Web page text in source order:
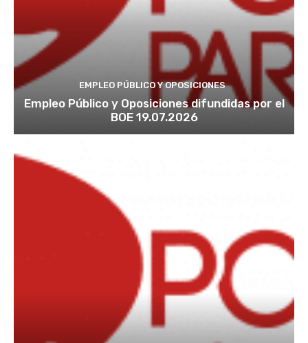
EMPLEO PÚBLICO Y OPOSICIONES
Empleo Público y Oposiciones difundidas por el
BOE 19.07.2026